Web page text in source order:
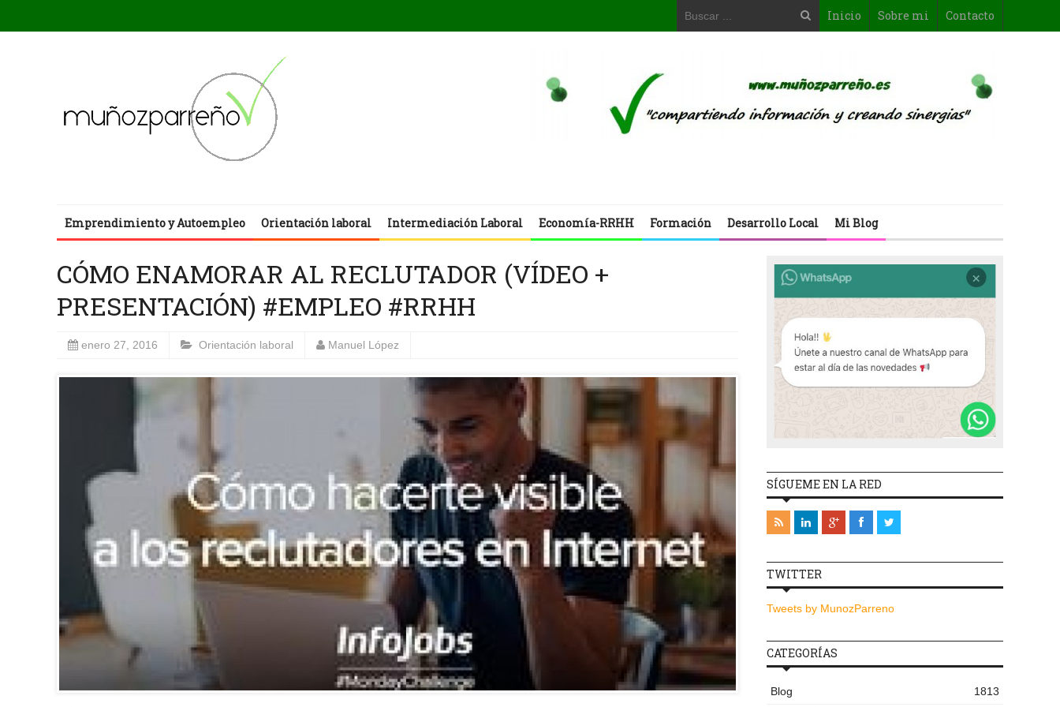
Inicio Sobre mi Contacto
Emprendimiento y Autoempleo Orientación laboral Intermediación Laboral Economía-RRHH Formación Desarrollo Local Mi Blog
CÓMO ENAMORAR AL RECLUTADOR (VÍDEO +
PRESENTACIÓN) #EMPLEO #RRHH
enero 27, 2016 Orientación laboral Manuel López
SÍGUEME EN LA RED
TWITTER
Tweets by MunozParreno
CATEGORÍAS
Blog
1813